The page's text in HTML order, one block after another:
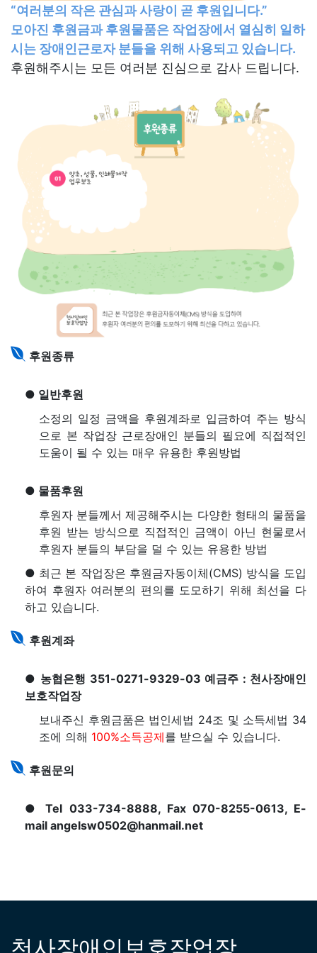
“여러분의 작은 관심과 사랑이 곧 후원입니다.”
모아진 후원금과 후원물품은 작업장에서 열심히 일하
시는 장애인근로자 분들을 위해 사용되고 있습니다.
후원해주시는 모든 여러분 진심으로 감사 드립니다.
후원종류
● 일반후원
소정의 일정 금액을 후원계좌로 입금하여 주는 방식
으로 본 작업장 근로장애인 분들의 필요에 직접적인
도움이 될 수 있는 매우 유용한 후원방법
● 물품후원
후원자 분들께서 제공해주시는 다양한 형태의 물품을
후원 받는 방식으로 직접적인 금액이 아닌 현물로서
후원자 분들의 부담을 덜 수 있는 유용한 방법
● 최근 본 작업장은 후원금자동이체(CMS) 방식을 도입
하여 후원자 여러분의 편의를 도모하기 위해 최선을 다
하고 있습니다.
후원계좌
● 농협은행 351-0271-9329-03 예금주 : 천사장애인
보호작업장
보내주신 후원금품은 법인세법 24조 및 소득세법 34
조에 의해 100%소득공제를 받으실 수 있습니다.
후원문의
● Tel 033-734-8888, Fax 070-8255-0613, E-
mail angelsw0502@hanmail.net